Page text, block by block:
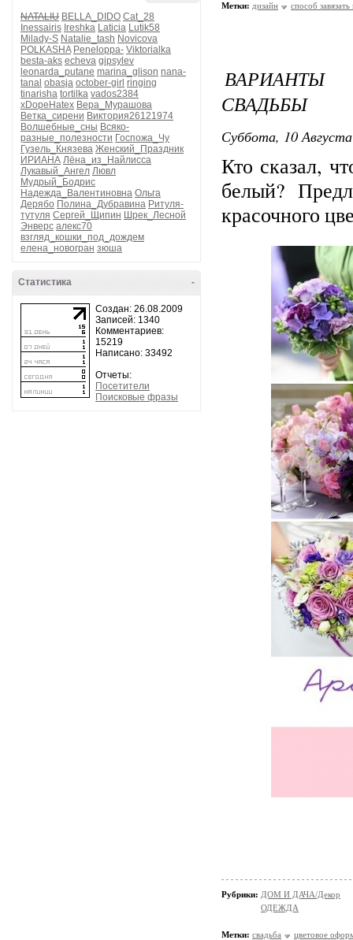
NATALIU BELLA_DIDO Cat_28
Inessairis Ireshka Laticia Lutik58
Milady-S Natalie_tash Novicova
POLKASHA Peneloppa- Viktorialka
besta-aks echeva gipsylev
leonarda_putane marina_glison nana-
tanal obasja october-girl ringing
tinarisha tortilka vados2384
xDopeHatex Вера_Мурашова
Ветка_сирени Виктория26121974
Волшебные_сны Всяко-
разные_полезности Госпожа_Чу
Гузель_Князева Женский_Праздник
ИРИАНА Лёна_из_Найлисса
Лукавый_Ангел Лювл
Мудрый_Бодрис
Надежда_Валентиновна Ольга
Дерябо Полина_Дубравина Ритуля-
тутуля Сергей_Щипин Шрек_Лесной
Энверс алекс70
взгляд_кошки_под_дождем
елена_новогран зюша
-
Статистика
Создан: 26.08.2009
Записей: 1340
Комментариев:
15219
Написано: 33492
Отчеты:
Посетители
Поисковые фразы
Метки: дизайн способ завязать
СВАДЬБЫ
Суббота, 10
Кто сказал,
белый?
красочного
Рубрики: ДОМ И ДАЧА/Декор
ОДЕЖДА
Метки: свадьба цветовое